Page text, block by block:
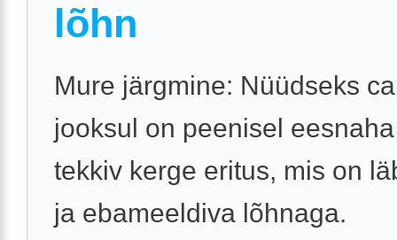
lõhn
Mure järgmine: Nüüdseks
jooksul on peenisel
tekkiv kerge eritus, mis on
ja ebameeldiva lõhnaga.